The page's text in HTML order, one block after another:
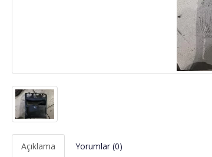
Açıklama Yorumlar (0)